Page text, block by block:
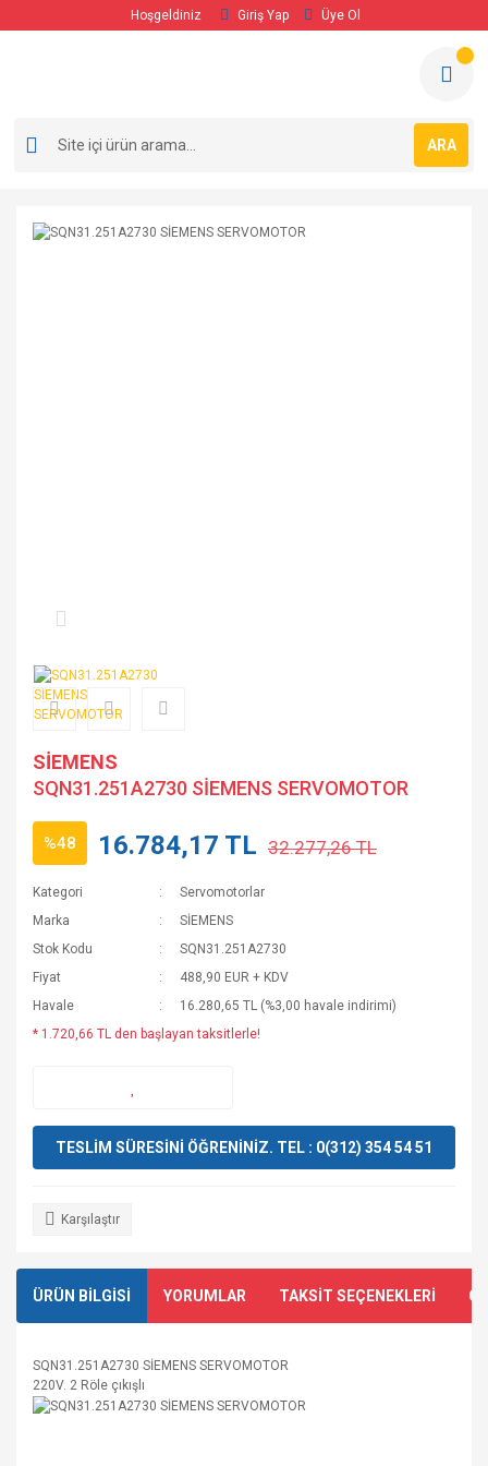
Hoşgeldiniz Giriş Yap Üye Ol
ARA
SİEMENS
SQN31.251A2730 SİEMENS SERVOMOTOR
%48 16.784,17 TL 32.277,26 TL
Kategori
Servomotorlar
Marka
SİEMENS
Stok Kodu
SQN31.251A2730
Fiyat
488,90 EUR + KDV
Havale
16.280,65 TL (%3,00 havale indirimi)
* 1.720,66 TL den başlayan taksitlerle!
TESLİM SÜRESİNİ ÖĞRENİNİZ. TEL : 0(312) 354 54 51
Karşılaştır
ÜRÜN BİLGİSİ YORUMLAR TAKSİT SEÇENEKLERİ
SQN31.251A2730 SİEMENS SERVOMOTOR
220V. 2 Röle çıkışlı